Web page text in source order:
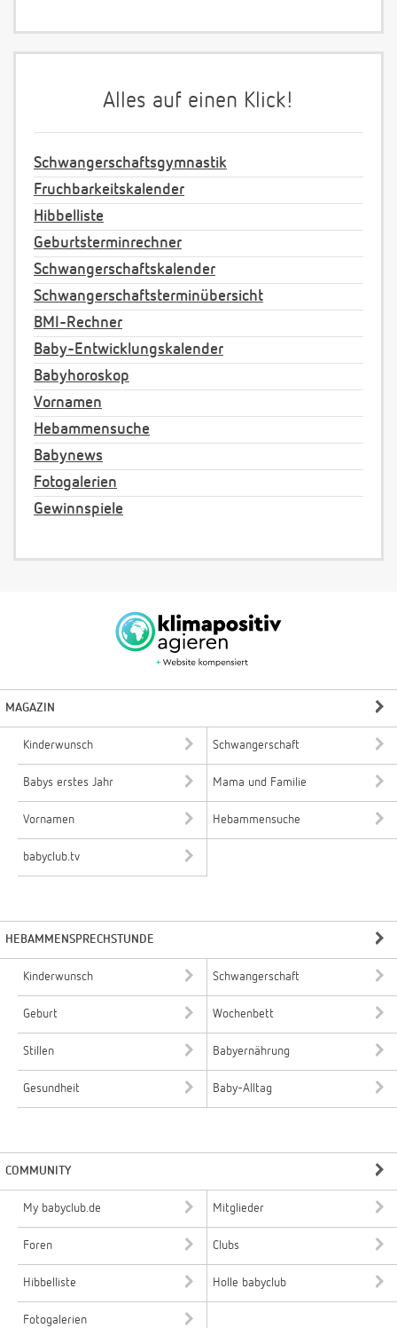
Alles auf einen Klick!
Schwangerschaftsgymnastik
Fruchbarkeitskalender
Hibbelliste
Geburtsterminrechner
Schwangerschaftskalender
Schwangerschaftsterminübersicht
BMI-Rechner
Baby-Entwicklungskalender
Babyhoroskop
Vornamen
Hebammensuche
Babynews
Fotogalerien
Gewinnspiele
MAGAZIN
Kinderwunsch Schwangerschaft
Babys erstes Jahr Mama und Familie
Vornamen Hebammensuche
babyclub.tv
HEBAMMENSPRECHSTUNDE
Kinderwunsch Schwangerschaft
Geburt Wochenbett
Stillen Babyernährung
Gesundheit Baby-Alltag
COMMUNITY
My babyclub.de Mitglieder
Foren Clubs
Hibbelliste Holle babyclub
Fotogalerien